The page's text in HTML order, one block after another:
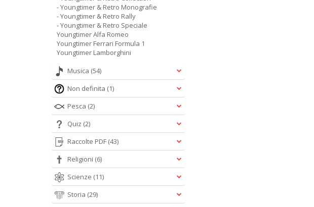
- Youngtimer & Retro Monografie
- Youngtimer & Retro Rally
- Youngtimer & Retro Speciale
Youngtimer Alfa Romeo
Youngtimer Ferrari Formula 1
Youngtimer Lamborghini
Musica (54)
Non definita (1)
Pesca (2)
Quiz (2)
Raccolte PDF (43)
Religioni (6)
Scienze (11)
Storia (29)